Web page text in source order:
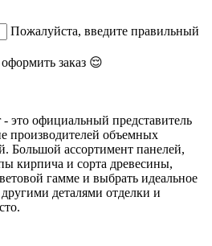
Пожалуйста, введите правильный
заказ 😌
это официальный представитель
производителей объемных
Большой ассортимент панелей,
кирпича и сорта древесины,
гамме и выбрать идеальное
деталями отделки и